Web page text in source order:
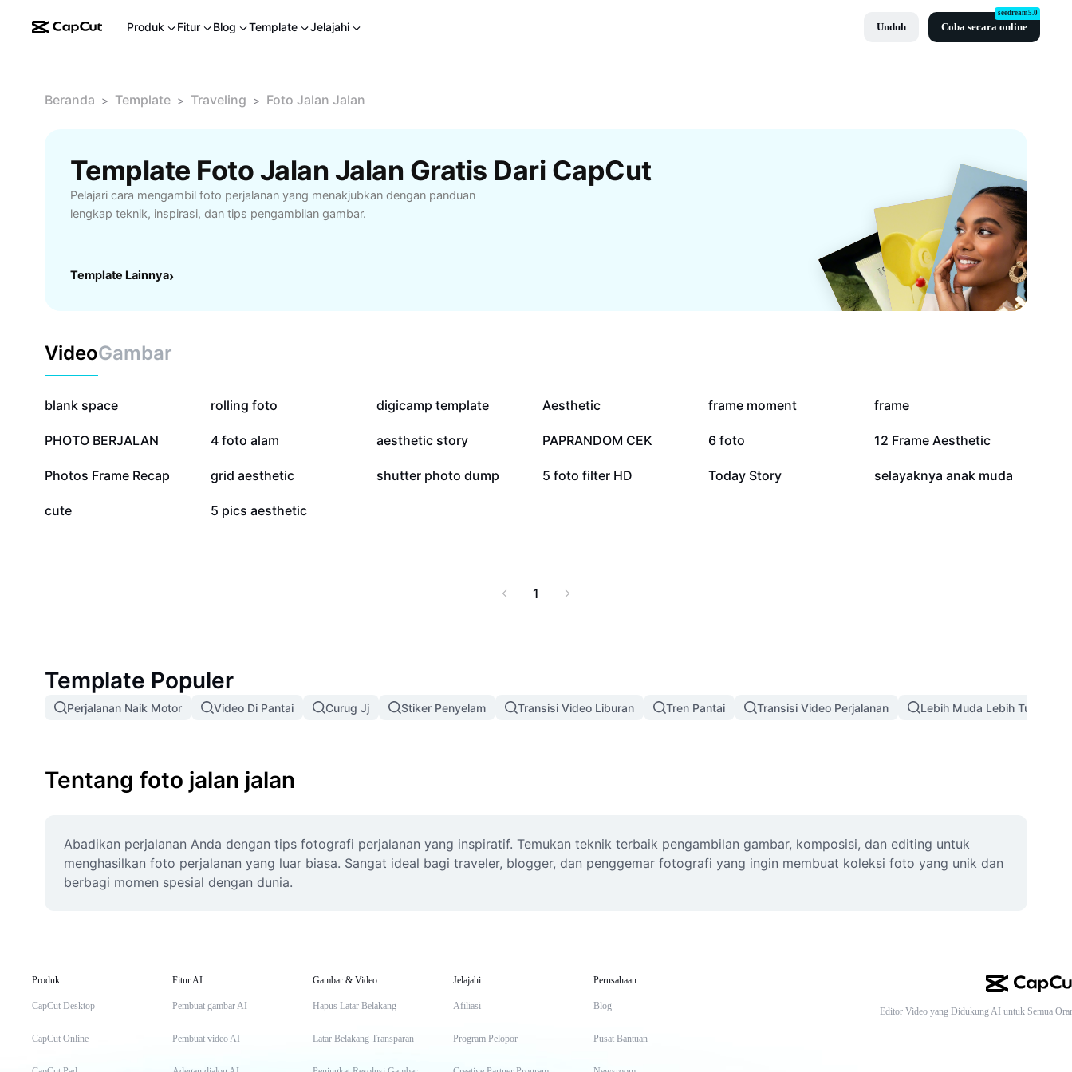
Produk Fitur Blog Template Jelajahi Unduh Coba secara online
seedream5.0
Beranda > Template > Traveling > Foto Jalan Jalan
Template Foto Jalan Jalan Gratis Dari CapCut
Pelajari cara mengambil foto perjalanan yang menakjubkan dengan panduan
lengkap teknik, inspirasi, dan tips pengambilan gambar.
Template Lainnya›
VideoGambar
1,2 jt
blank space 1,1 jt
rolling foto 783 rb
digicamp template 572,1 rb
Aesthetic 562 rb
frame moment 497,7 rb
frame
483,3 rb
PHOTO BERJALAN 349 rb
4 foto alam 132,9 rb
aesthetic story 91,9 rb
PAPRANDOM CEK 88,3 rb
6 foto 77 rb
12 Frame Aesthetic
66,1 rb
Photos Frame Recap 55,3 rb
grid aesthetic 47,5 rb
shutter photo dump 40,8 rb
5 foto filter HD 32,8 rb
Today Story 29,3 rb
selayaknya anak muda
11,6 rb
cute 4,3 rb
5 pics aesthetic
1
Template Populer
Perjalanan Naik Motor Video Di Pantai Curug Jj Stiker Penyelam Transisi Video Liburan Tren Pantai Transisi Video Perjalanan Lebih Muda Lebih Tua Jalan
Tentang foto jalan jalan
Abadikan perjalanan Anda dengan tips fotografi perjalanan yang inspiratif. Temukan teknik terbaik pengambilan gambar, komposisi, dan editing untuk
menghasilkan foto perjalanan yang luar biasa. Sangat ideal bagi traveler, blogger, dan penggemar fotografi yang ingin membuat koleksi foto yang unik dan
berbagi momen spesial dengan dunia.
Produk
CapCut Desktop
CapCut Online
Fitur AI
Pembuat gambar AI
Pembuat video AI
Gambar & Video
Hapus Latar Belakang
Latar Belakang Transparan
Jelajahi
Afiliasi
Program Pelopor
Perusahaan
Blog
Pusat Bantuan
Editor Video yang Didukung AI untuk Semua